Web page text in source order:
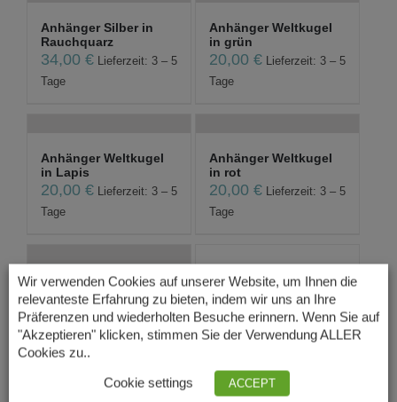
Anhänger Silber in
Rauchquarz
34,00 €
Lieferzeit: 3 – 5
Tage
Anhänger Weltkugel
in grün
20,00€
Lieferzeit: 3 – 5
Tage
Anhänger Weltkugel
in Lapis
20,00 €
Lieferzeit: 3 – 5
Tage
Anhänger Weltkugel
in rot
20,00€
Lieferzeit: 3 – 5
Tage
Anhänger Weltkugel
in Türkis
20,00€ Lieferzeit: 3 – 5
Tage
Bergkristall
Herzanhänger
34,00€ Lieferzeit: 3 – 5
Tage
Wir verwenden Cookies auf unserer Website, um Ihnen die
relevanteste Erfahrung zu bieten, indem wir uns an Ihre
Präferenzen und wiederholten Besuche erinnern. Wenn Sie auf
"Akzeptieren" klicken, stimmen Sie der Verwendung ALLER
Cookies zu..
Cookie settings ACCEPT